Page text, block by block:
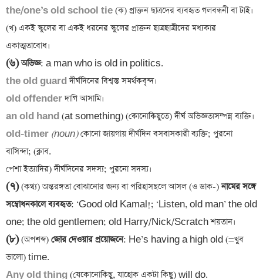
the/one’s old school tie (ক) প্রাক্তন ছাত্রদের ব্যবহৃত গলবন্ধনী বা টাই।
(খ) একই স্কুলের বা একই ধরনের স্কুলের প্রাক্তন ছাত্রছাত্রীদের মধ্যকার
(৬) অভিজ্ঞ
the old guard
old offender
an old hand
old-timer (noun) কোনো জায়গায় দীর্ঘদিন বসবাসকারী ব্যক্তি; পুরনো
বাসিন্দা; (ক্লাব.
(৭) (কথ্য) অন্তরঙ্গতা বোঝানোর জন্য বা পরিহাসছলে আসল (ও ডাক-) নামের সঙ্গে
সম্বোধনকালে ব্যবহৃত: ‘Good old Kamal!; ‘Listen, old man’ the old
(৮) (অপশব্দ) জোর দেওয়ার প্রয়োজনে: He’s having a high old (=খুব
Any old thing (যেকোনোকিছু, যাহোক একটা কিছু) will do.